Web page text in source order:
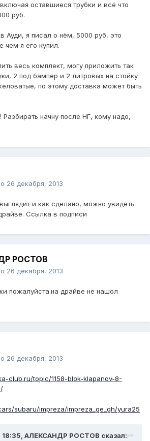
оставшиеся трубки и всё что
руб.
Ауди, я писал о нём, 5000 руб, это
чем я его купил.
весь комплект, могу приложить так
2 под бампер и 2 литровых на стойку
по этому доставка может быть
начну после НГ, кому надо,
26 декабря, 2013
и как сделано, можно увидеть
Ссылка в подписи
РОСТОВ
26 декабря, 2013
пожалуйста.на драйве не нашол
26 декабря, 2013
club.ru/topic/1158-blok-klapanov-8-
subaru/impreza/impreza_ge_gh/yura25
18:35, АЛЕКСАНДР РОСТОВ сказал: